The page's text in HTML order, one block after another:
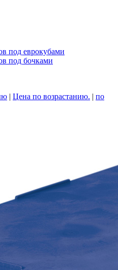
под еврокубами
под бочками
| Цена по возрастанию. | по